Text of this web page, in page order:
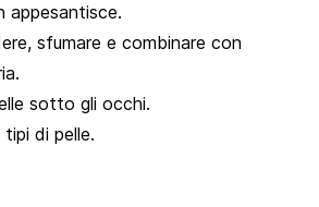
appesantisce.
sfumare e combinare con
sotto gli occhi.
di pelle.